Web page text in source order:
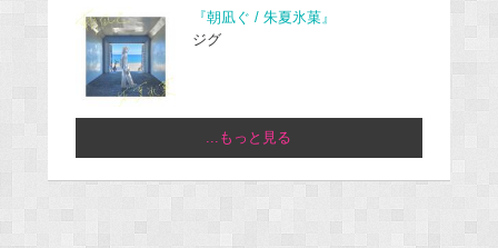
『朝凪ぐ / 朱夏氷菓』
ジグ
...もっと見る